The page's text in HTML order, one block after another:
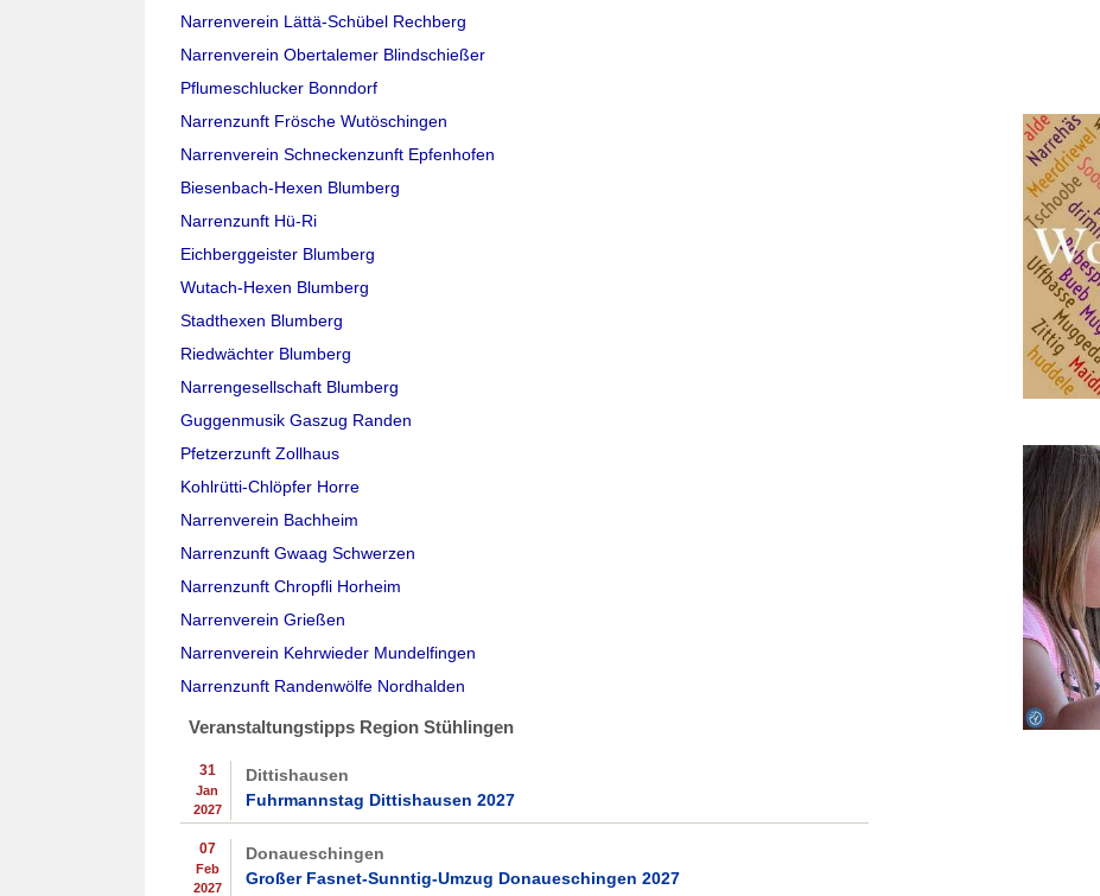
Narrenverein Lättä-Schübel Rechberg
Narrenverein Obertalemer Blindschießer
Pflumeschlucker Bonndorf
Narrenzunft Frösche Wutöschingen
Narrenverein Schneckenzunft Epfenhofen
Biesenbach-Hexen Blumberg
Narrenzunft Hü-Ri
Eichberggeister Blumberg
Wutach-Hexen Blumberg
Stadthexen Blumberg
Riedwächter Blumberg
Narrengesellschaft Blumberg
Guggenmusik Gaszug Randen
Pfetzerzunft Zollhaus
Kohlrütti-Chlöpfer Horre
Narrenverein Bachheim
Narrenzunft Gwaag Schwerzen
Narrenzunft Chropfli Horheim
Narrenverein Grießen
Narrenverein Kehrwieder Mundelfingen
Narrenzunft Randenwölfe Nordhalden
Veranstaltungstipps Region Stühlingen
31
Jan
2027
Dittishausen
Fuhrmannstag Dittishausen 2027
07
Feb
2027
Donaueschingen
Großer Fasnet-Sunntig-Umzug Donaueschingen 2027